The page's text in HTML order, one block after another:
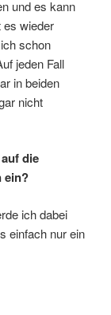
und es kann
es wieder
schon
jeden Fall
in beiden
nicht
die
ein?
ich dabei
einfach nur ein